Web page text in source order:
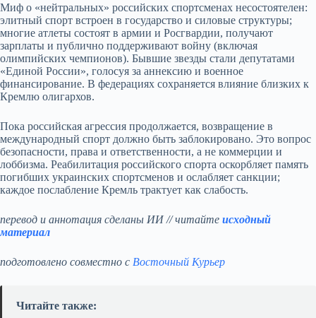
Миф о «нейтральных» российских спортсменах несостоятелен:
элитный спорт встроен в государство и силовые структуры;
многие атлеты состоят в армии и Росгвардии, получают
зарплаты и публично поддерживают войну (включая
олимпийских чемпионов). Бывшие звезды стали депутатами
«Единой России», голосуя за аннексию и военное
финансирование. В федерациях сохраняется влияние близких к
Кремлю олигархов.
Пока российская агрессия продолжается, возвращение в
международный спорт должно быть заблокировано. Это вопрос
безопасности, права и ответственности, а не коммерции и
лоббизма. Реабилитация российского спорта оскорбляет память
погибших украинских спортсменов и ослабляет санкции;
каждое послабление Кремль трактует как слабость.
перевод и аннотация сделаны ИИ // читайте исходный
материал
подготовлено совместно с Восточный Курьер
Читайте также: